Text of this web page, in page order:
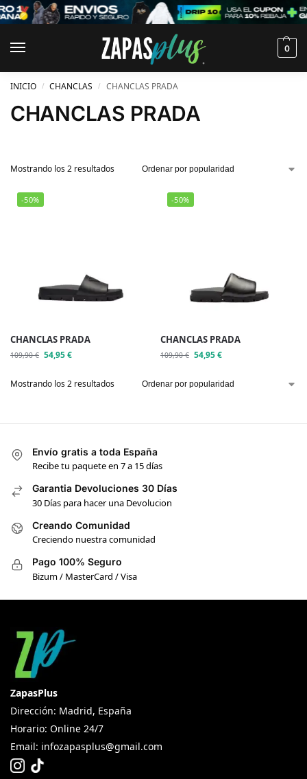
0
INICIO / CHANCLAS / CHANCLAS PRADA
CHANCLAS PRADA
Mostrando los 2 resultados
-50%
CHANCLAS PRADA
109,90€ 54,95€
-50%
CHANCLAS PRADA
109,90€ 54,95€
Mostrando los 2 resultados
Envío gratis a toda España
Recibe tu paquete en 7 a 15 días
Garantia Devoluciones 30 Días
30 Días para hacer una Devolucion
Creando Comunidad
Creciendo nuestra comunidad
Pago 100% Seguro
Bizum / MasterCard / Visa
ZapasPlus
Dirección: Madrid, España
Horario: Online 24/7
Email: infozapasplus@gmail.com